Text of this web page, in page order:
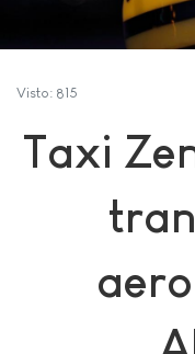
Visto: 815
Taxi